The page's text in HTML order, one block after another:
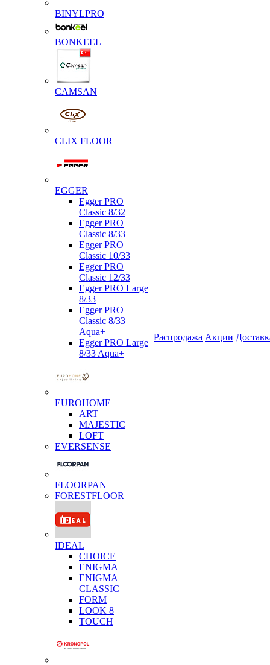
BINYLPRO
BONKEEL
CAMSAN
CLIX FLOOR
EGGER
Egger PRO
Classic 8/32
Egger PRO
Classic 8/33
Egger PRO
Classic 10/33
Egger PRO
Classic 12/33
Egger PRO Large
8/33
Egger PRO
Classic 8/33
Aqua+
Egger PRO Large
8/33 Aqua+
EUROHOME
ART
MAJESTIC
LOFT
EVERSENSE
FLOORPAN
FORESTFLOOR
IDEAL
CHOICE
ENIGMA
ENIGMA
CLASSIC
FORM
LOOK 8
TOUCH
Распродажа Акции